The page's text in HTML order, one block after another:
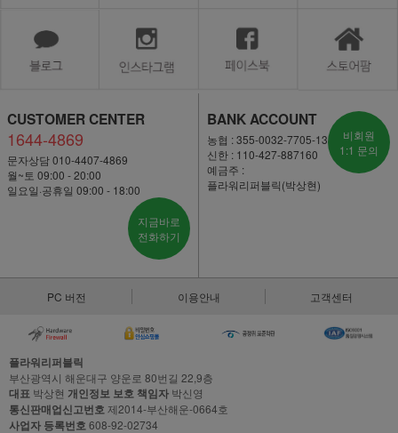
CUSTOMER CENTER
1644-4869
문자상담 010-4407-4869
월~토 09:00 - 20:00
일요일·공휴일 09:00 - 18:00
지금바로
전화하기
BANK ACCOUNT
농협 : 355-0032-7705-13
신한 : 110-427-887160
예금주 :
플라워리퍼블릭(박상현)
비회원
1:1 문의
PC 버전 이용안내 고객센터
플라워리퍼블릭
부산광역시 해운대구 양운로 80번길 22,9층
대표 박상현 개인정보 보호 책임자 박신영
통신판매업신고번호제2014-부산해운-0664호
사업자 등록번호608-92-02734